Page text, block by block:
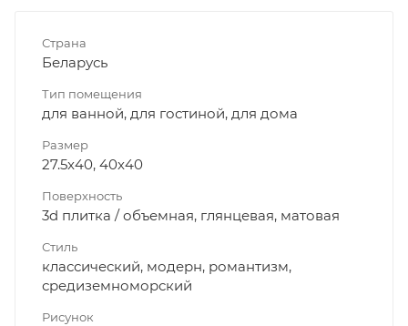
Страна
Беларусь
Тип помещения
для ванной, для гостиной, для дома
Размер
27.5x40, 40x40
Поверхность
3d плитка / объемная, глянцевая, матовая
Стиль
классический, модерн, романтизм,
средиземноморский
Рисунок